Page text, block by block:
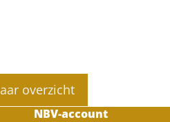
overzicht
NBV-account